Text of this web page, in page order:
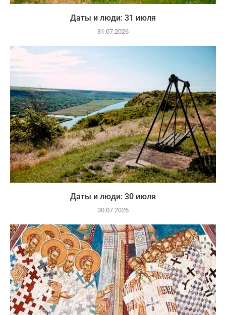
Даты и люди: 31 июля
31.07.2026
Даты и люди: 30 июля
30.07.2026